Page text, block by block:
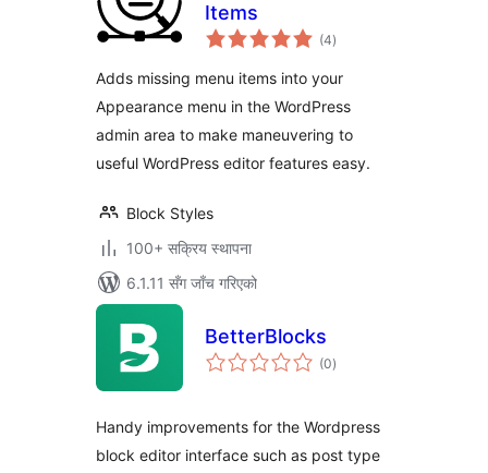
Items
(4कुल
रेटिङ्गहरू
)
Adds missing menu items into your
Appearance menu in the WordPress
admin area to make maneuvering to
useful WordPress editor features easy.
Block Styles
100+ सक्रिय स्थापना
6.1.11 सँग जाँच गरिएको
BetterBlocks
(0कुल
रेटिङ्गहरू
)
Handy improvements for the Wordpress
block editor interface such as post type